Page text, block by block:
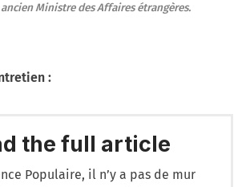
Ministre des Affaires étrangères.
:
the full article
Populaire, il n’y a pas de mur